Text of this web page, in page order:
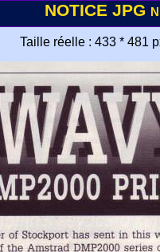
NOTICE JPG
Taille réelle : 433 * 481